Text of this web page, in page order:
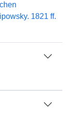
1821 ff.